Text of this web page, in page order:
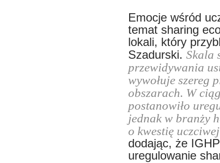
Emocje wśród
temat sharing
lokali, który
Szadurski. Skala
przewidywania
wywołuje szereg
obszarach. W
postanowiło
jednak w branży
o kwestię
dodając, że
uregulowanie